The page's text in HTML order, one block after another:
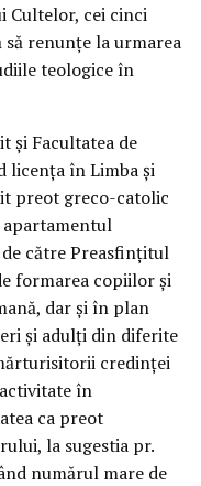
Cultelor, cei cinci
renunțe la urmarea
teologice în
și Facultatea de
licența în Limba și
preot greco-catolic
apartamentul
către Preasfințitul
formarea copiilor și
dar și în plan
și adulți din diferite
credinței
în
ca preot
la sugestia pr.
numărul mare de